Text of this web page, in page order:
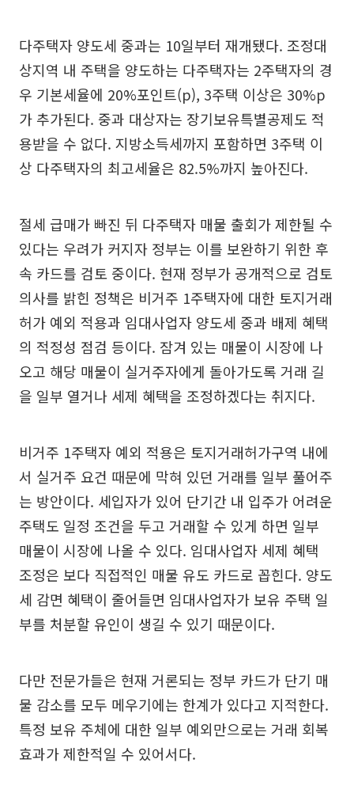
다주택자 양도세 중과는 10일부터 재개됐다. 조정대
상지역 내 주택을 양도하는 다주택자는 2주택자의 경
우 기본세율에 20%포인트(p), 3주택 이상은 30%p
가 추가된다. 중과 대상자는 장기보유특별공제도 적
용받을 수 없다. 지방소득세까지 포함하면 3주택 이
상 다주택자의 최고세율은 82.5%까지 높아진다.
절세 급매가 빠진 뒤 다주택자 매물 출회가 제한될 수
있다는 우려가 커지자 정부는 이를 보완하기 위한 후
속 카드를 검토 중이다. 현재 정부가 공개적으로 검토
의사를 밝힌 정책은 비거주 1주택자에 대한 토지거래
허가 예외 적용과 임대사업자 양도세 중과 배제 혜택
의 적정성 점검 등이다. 잠겨 있는 매물이 시장에 나
오고 해당 매물이 실거주자에게 돌아가도록 거래 길
을 일부 열거나 세제 혜택을 조정하겠다는 취지다.
비거주 1주택자 예외 적용은 토지거래허가구역 내에
서 실거주 요건 때문에 막혀 있던 거래를 일부 풀어주
는 방안이다. 세입자가 있어 단기간 내 입주가 어려운
주택도 일정 조건을 두고 거래할 수 있게 하면 일부
매물이 시장에 나올 수 있다. 임대사업자 세제 혜택
조정은 보다 직접적인 매물 유도 카드로 꼽힌다. 양도
세 감면 혜택이 줄어들면 임대사업자가 보유 주택 일
부를 처분할 유인이 생길 수 있기 때문이다.
다만 전문가들은 현재 거론되는 정부 카드가 단기 매
물 감소를 모두 메우기에는 한계가 있다고 지적한다.
특정 보유 주체에 대한 일부 예외만으로는 거래 회복
효과가 제한적일 수 있어서다.